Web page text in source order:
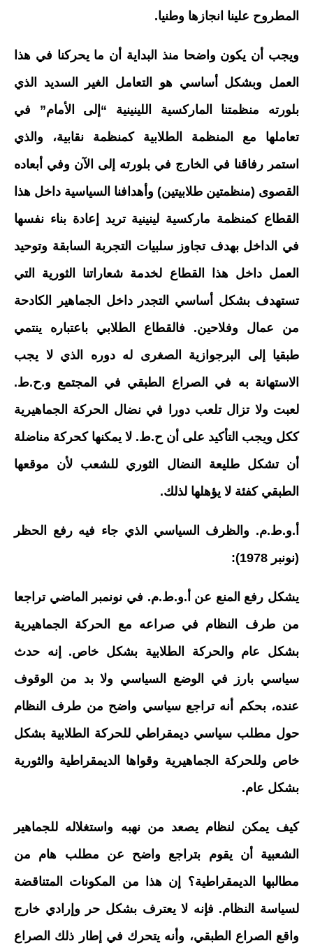
المطروح علينا انجازها وطنيا.
ويجب أن يكون واضحا منذ البداية أن ما يحركنا في هذا
العمل وبشكل أساسي هو التعامل الغير السديد الذي
بلورته منظمتنا الماركسية اللينينية “إلى الأمام” في
تعاملها مع المنظمة الطلابية كمنظمة نقابية، والذي
استمر رفاقنا في الخارج في بلورته إلى الآن وفي أبعاده
القصوى (منظمتين طلابيتين) وأهدافنا السياسية داخل هذا
القطاع كمنظمة ماركسية لينينية تريد إعادة بناء نفسها
في الداخل بهدف تجاوز سلبيات التجربة السابقة وتوحيد
العمل داخل هذا القطاع لخدمة شعاراتنا الثورية التي
تستهدف بشكل أساسي التجدر داخل الجماهير الكادحة
من عمال وفلاحين. فالقطاع الطلابي باعتباره ينتمي
طبقيا إلى البرجوازية الصغرى له دوره الذي لا يجب
الاستهانة به في الصراع الطبقي في المجتمع و.ح.ط.
لعبت ولا تزال تلعب دورا في نضال الحركة الجماهيرية
ككل ويجب التأكيد على أن ح.ط. لا يمكنها كحركة مناضلة
أن تشكل طليعة النضال الثوري للشعب لأن موقعها
الطبقي كفئة لا يؤهلها لذلك.
أ.و.ط.م. والظرف السياسي الذي جاء فيه رفع الحظر
(نونبر 1978):
يشكل رفع المنع عن أ.و.ط.م. في نونمبر الماضي تراجعا
من طرف النظام في صراعه مع الحركة الجماهيرية
بشكل عام والحركة الطلابية بشكل خاص. إنه حدث
سياسي بارز في الوضع السياسي ولا بد من الوقوف
عنده، بحكم أنه تراجع سياسي واضح من طرف النظام
حول مطلب سياسي ديمقراطي للحركة الطلابية بشكل
خاص وللحركة الجماهيرية وقواها الديمقراطية والثورية
بشكل عام.
كيف يمكن لنظام يصعد من نهبه واستغلاله للجماهير
الشعبية أن يقوم بتراجع واضح عن مطلب هام من
مطالبها الديمقراطية؟ إن هذا من المكونات المتناقضة
لسياسة النظام. فإنه لا يعترف بشكل حر وإرادي خارج
واقع الصراع الطبقي، وأنه يتحرك في إطار ذلك الصراع